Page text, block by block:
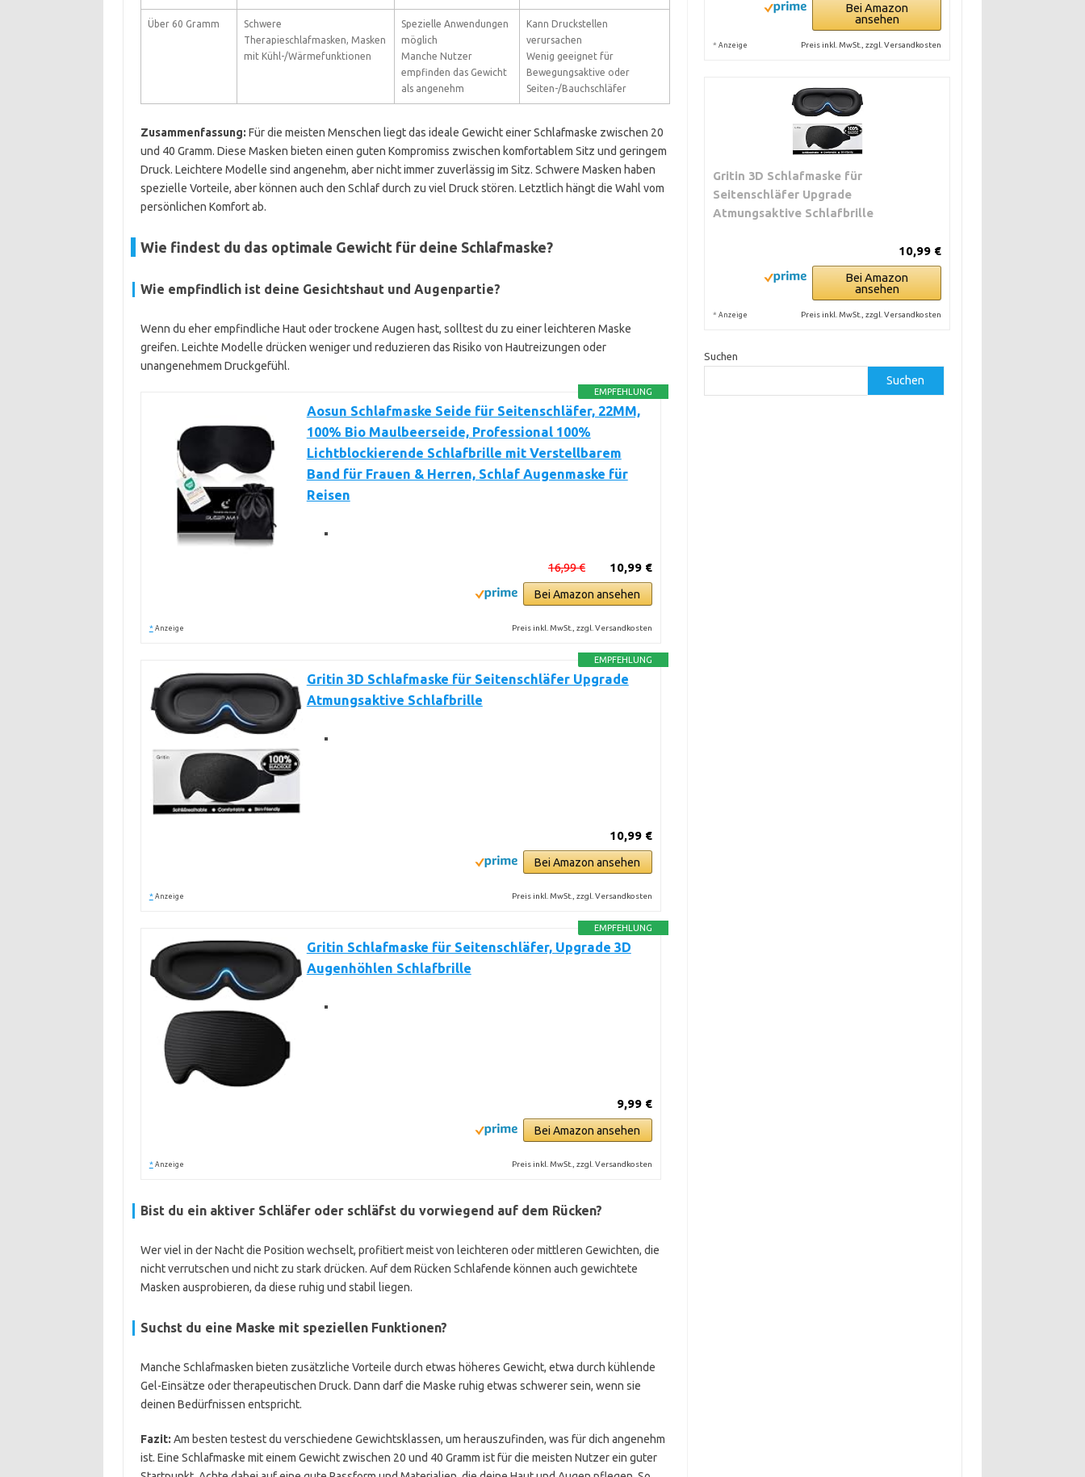
Über 60 Gramm
Schwere
Therapieschlafmasken, Masken
mit Kühl-/Wärmefunktionen
Spezielle Anwendungen
möglich
Manche Nutzer
empfinden das Gewicht
als angenehm
Kann Druckstellen
verursachen
Wenig geeignet für
Bewegungsaktive oder
Seiten-/Bauchschläfer
Zusammenfassung: Für die meisten Menschen liegt das ideale Gewicht einer Schlafmaske zwischen 20
und 40 Gramm. Diese Masken bieten einen guten Kompromiss zwischen komfortablem Sitz und geringem
Druck. Leichtere Modelle sind angenehm, aber nicht immer zuverlässig im Sitz. Schwere Masken haben
spezielle Vorteile, aber können auch den Schlaf durch zu viel Druck stören. Letztlich hängt die Wahl vom
persönlichen Komfort ab.
Wie findest du das optimale Gewicht für deine Schlafmaske?
Wie empfindlich ist deine Gesichtshaut und Augenpartie?
Wenn du eher empfindliche Haut oder trockene Augen hast, solltest du zu einer leichteren Maske
greifen. Leichte Modelle drücken weniger und reduzieren das Risiko von Hautreizungen oder
unangenehmem Druckgefühl.
EMPFEHLUNG
Aosun Schlafmaske Seide für Seitenschläfer, 22MM,
100% Bio Maulbeerseide, Professional 100%
Lichtblockierende Schlafbrille mit Verstellbarem
Band für Frauen & Herren, Schlaf Augenmaske für
Reisen
10,99 €
16,99 €
Bei Amazon ansehen
* Anzeige Preis inkl. MwSt., zzgl. Versandkosten
EMPFEHLUNG
Gritin 3D Schlafmaske für Seitenschläfer Upgrade
Atmungsaktive Schlafbrille
10,99 €
Bei Amazon ansehen
* Anzeige Preis inkl. MwSt., zzgl. Versandkosten
EMPFEHLUNG
Gritin Schlafmaske für Seitenschläfer, Upgrade 3D
Augenhöhlen Schlafbrille
9,99 €
Bei Amazon ansehen
* Anzeige Preis inkl. MwSt., zzgl. Versandkosten
Bist du ein aktiver Schläfer oder schläfst du vorwiegend auf dem Rücken?
Wer viel in der Nacht die Position wechselt, profitiert meist von leichteren oder mittleren Gewichten, die
nicht verrutschen und nicht zu stark drücken. Auf dem Rücken Schlafende können auch gewichtete
Masken ausprobieren, da diese ruhig und stabil liegen.
Suchst du eine Maske mit speziellen Funktionen?
Manche Schlafmasken bieten zusätzliche Vorteile durch etwas höheres Gewicht, etwa durch kühlende
Gel-Einsätze oder therapeutischen Druck. Dann darf die Maske ruhig etwas schwerer sein, wenn sie
deinen Bedürfnissen entspricht.
Fazit: Am besten testest du verschiedene Gewichtsklassen, um herauszufinden, was für dich angenehm
ist. Eine Schlafmaske mit einem Gewicht zwischen 20 und 40 Gramm ist für die meisten Nutzer ein guter
Bei Amazon
ansehen
* Anzeige Preis inkl. MwSt., zzgl. Versandkosten
Gritin 3D Schlafmaske für
Seitenschläfer Upgrade
Atmungsaktive Schlafbrille
10,99 €
Bei Amazon
ansehen
* Anzeige Preis inkl. MwSt., zzgl. Versandkosten
Suchen
Suchen